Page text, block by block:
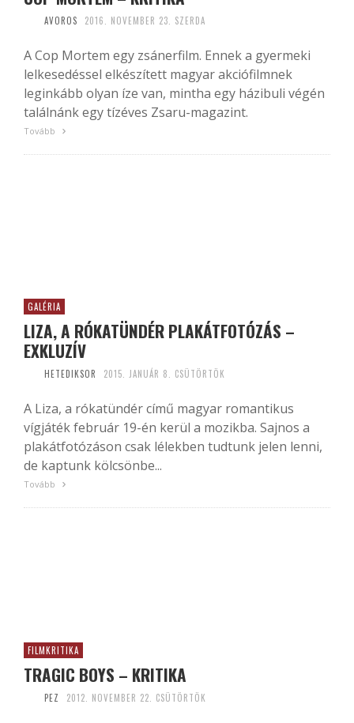
AVOROS 2016. NOVEMBER 23. SZERDA
A Cop Mortem egy zsánerfilm. Ennek a gyermeki
lelkesedéssel elkészített magyar akciófilmnek
leginkább olyan íze van, mintha egy házibuli végén
találnánk egy tízéves Zsaru-magazint.
Tovább
GALÉRIA
LIZA, A RÓKATÜNDÉR PLAKÁTFOTÓZÁS –
EXKLUZÍV
HETEDIKSOR 2015. JANUÁR 8. CSÜTÖRTÖK
A Liza, a rókatündér című magyar romantikus
vígjáték február 19-én kerül a mozikba. Sajnos a
plakátfotózáson csak lélekben tudtunk jelen lenni,
de kaptunk kölcsönbe...
Tovább
FILMKRITIKA
TRAGIC BOYS – KRITIKA
PEZ 2012. NOVEMBER 22. CSÜTÖRTÖK